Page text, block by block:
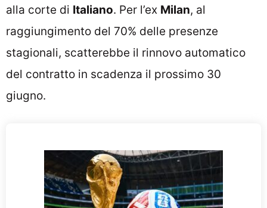
alla corte di Italiano. Per l’ex Milan, al
raggiungimento del 70% delle presenze
stagionali, scatterebbe il rinnovo automatico
del contratto in scadenza il prossimo 30
giugno.